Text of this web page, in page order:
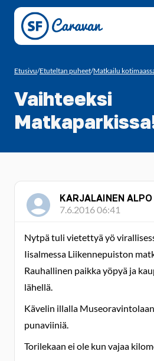
Siirry sivun sisältöön
Etusivu/Etuteltan puheet/Matkailu
Vaihteeksi
KARJALAINEN ALPO
7.6.2016 06:41
Nytpä tuli vietettyä yö
Iisalmessa Liikennepuiston
Rauhallinen paikka yöpyä ja
lähellä.
Kävelin illalla
punaviiniä.
Torilekaan ei ole kun vajaa